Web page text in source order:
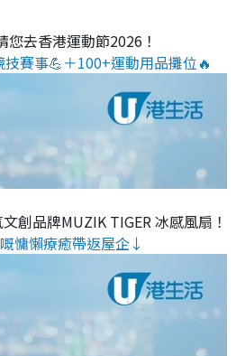
您去香港運動節2026！
賽事💪＋100+運動用品攤位🔥
創品牌MUZIK TIGER 冰感風扇！
慵懶療癒帶返屋企↓